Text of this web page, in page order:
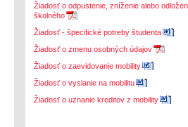
Žiadosť o odpustenie, zníženie alebo
školného
Žiadosť - špecifické potreby študenta
Žiadosť o zmenu osobných údajov
Žiadosť o zaevidovanie mobility
Žiadosť o vyslanie na mobilitu
Žiadosť o uznanie kreditov z mobility